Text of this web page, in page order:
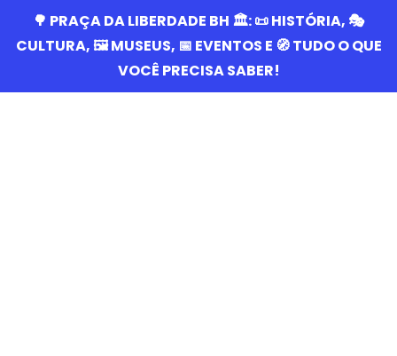
🌳 PRAÇA DA LIBERDADE BH 🏛️: 📜 HISTÓRIA, 🎭
CULTURA, 🖼️ MUSEUS, 📅 EVENTOS E 🧭 TUDO O QUE
VOCÊ PRECISA SABER!